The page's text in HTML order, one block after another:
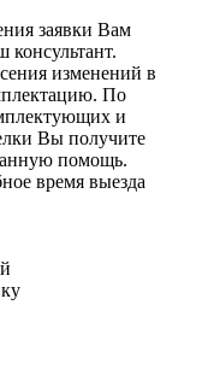
заявки Вам
консультант.
изменений в
По
и
Вы получите
помощь.
время выезда